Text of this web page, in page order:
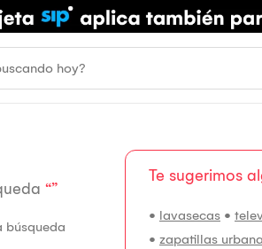
“”
búsqueda
Te sugerimos
• lavasecas •
• zapatillas